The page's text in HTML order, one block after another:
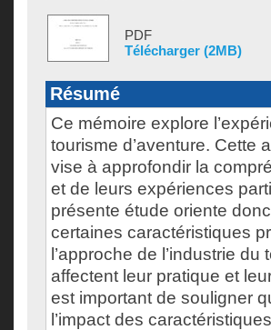
PDF
Télécharger (2MB)
Résumé
Ce mémoire explore
tourisme d’aventure. Cette
vise à approfondir la
et de leurs expériences
présente étude oriente
certaines caractéristiques
l’approche de l’industrie
affectent leur pratique et
est important de souligner
l’impact des